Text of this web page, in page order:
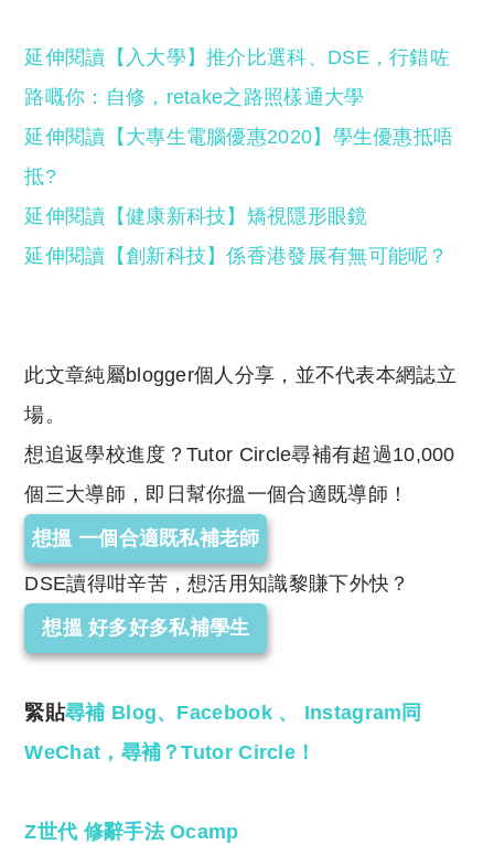
延伸閱讀【入大學】推介比選科、DSE，行錯咗
路嘅你：自修，retake之路照樣通大學
延伸閱讀【大專生電腦優惠2020】學生優惠抵唔
抵?
延伸閱讀【健康新科技】矯視隱形眼鏡
延伸閱讀【創新科技】係香港發展有無可能呢？
此文章純屬blogger個人分享，並不代表本網誌立
場。
想追返學校進度？Tutor Circle尋補有超過10,000
個三大導師，即日幫你搵一個合適既導師！
想搵 一個合適既私補老師
DSE讀得咁辛苦，想活用知識黎賺下外快？
想搵 好多好多私補學生
緊貼尋補 Blog、 Facebook 、 Instagram 同
WeChat ，尋補？Tutor Circle ！
Z世代 修辭手法 Ocamp